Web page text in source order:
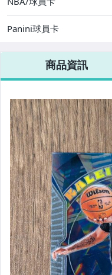
Panini球員卡
商品資訊